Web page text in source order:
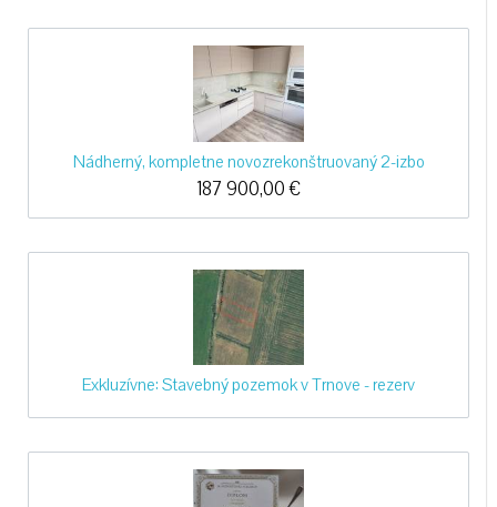
Nádherný, kompletne novozrekonštruovaný 2-izbo
187 900,00 €
Exkluzívne: Stavebný pozemok v Trnove - rezerv